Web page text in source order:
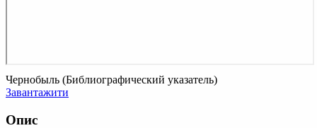
Чернобыль (Библиографический указатель)
Завантажити
Опис